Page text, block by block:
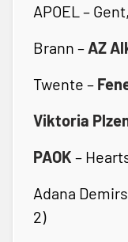
APOEL –
Brann – AZ
Twente –
Viktoria
PAOK –
Adana
2)